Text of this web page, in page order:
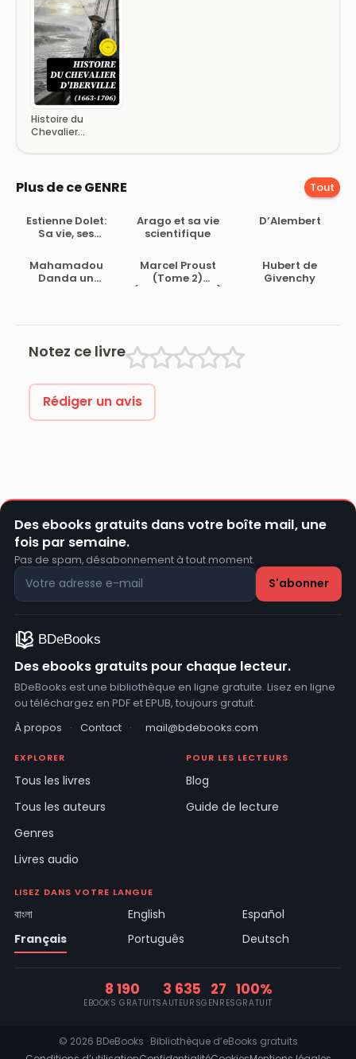
Histoire du
Chevalier
Plus de ce GENRE Tout
Estienne Dolet:
Sa vie, ses
martyre
Arago et sa vie
scientifique
D’Alembert
Mahamadou
Danda un
Marcel Proust
(Tome 2)
(French Edition)
Hubert de
Givenchy
Notez ce livre
Rédiger un avis
Des ebooks gratuits dans votre boîte mail, une
fois par semaine.
Pas de spam, désabonnement à tout moment.
Des ebooks gratuits pour chaque lecteur.
BDeBooks est une bibliothèque en ligne gratuite. Lisez en ligne
ou téléchargez en PDF et EPUB, toujours gratuit.
À propos
· Contact · mail@bdebooks.com
EXPLORER
Tous les livres
Tous les auteurs
Genres
Livres audio
POUR LES LECTEURS
Blog
Guide de lecture
LISEZ DANS VOTRE LANGUE
বাংলা English
Español
Français
Português Deutsch
8 190
EBOOKS GRATUITS
3 635
AUTEURS
27
GENRES
100%
GRATUIT
© 2026 BDeBooks · Bibliothèque d’eBooks gratuits